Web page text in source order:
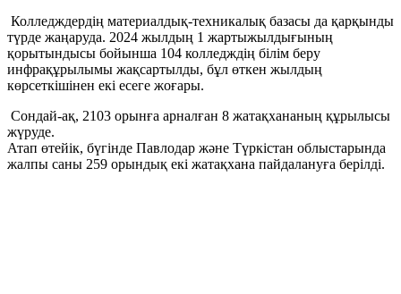
Колледждердің материалдық-техникалық базасы да қарқынды
түрде жаңаруда. 2024 жылдың 1 жартыжылдығының
қорытындысы бойынша 104 колледждің білім беру
инфрақұрылымы жақсартылды, бұл өткен жылдың
көрсеткішінен екі есеге жоғары.
Сондай-ақ, 2103 орынға арналған 8 жатақхананың құрылысы
жүруде.
Атап өтейік, бүгінде Павлодар және Түркістан облыстарында
жалпы саны 259 орындық екі жатақхана пайдалануға берілді.